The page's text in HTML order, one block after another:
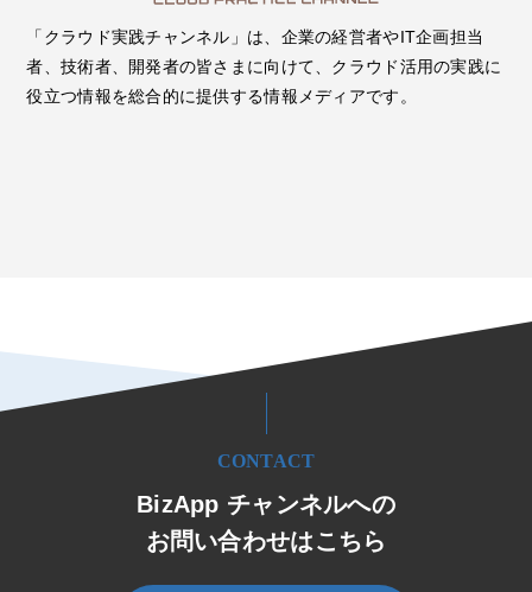
「クラウド実践チャンネル」は、企業の経営者やIT企画担当
者、技術者、開発者の皆さまに向けて、クラウド活用の実践に
役立つ情報を総合的に提供する情報メディアです。
CONTACT
BizApp チャンネルへの
お問い合わせはこちら